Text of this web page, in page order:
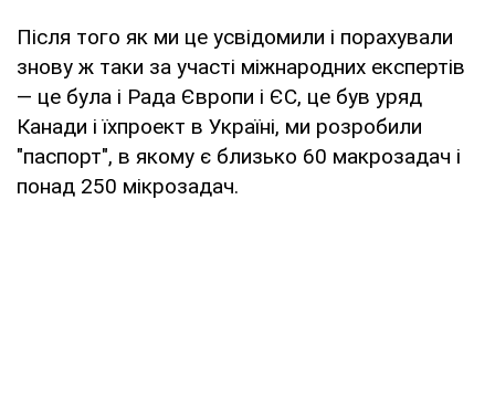
Після того як ми це усвідомили і порахували
знову ж таки за участі міжнародних експертів
— це була і Рада Європи і ЄС, це був уряд
Канади і їхпроект в Україні, ми розробили
"паспорт", в якому є близько 60 макрозадач і
понад 250 мікрозадач.